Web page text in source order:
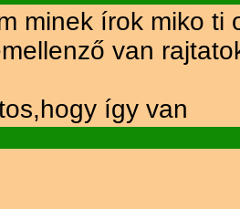
minek írok miko
van
így van